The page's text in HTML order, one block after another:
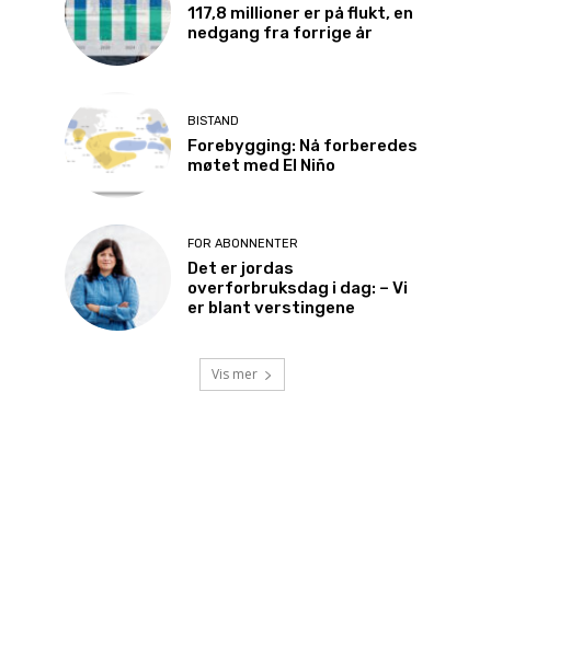
117,8 millioner er på flukt, en
nedgang fra forrige år
BISTAND
Forebygging: Nå forberedes
møtet med El Niño
FOR ABONNENTER
Det er jordas
overforbruksdag i dag: – Vi
er blant verstingene
Vis mer